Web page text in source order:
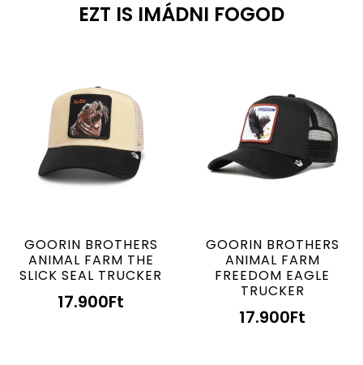
EZT IS IMÁDNI FOGOD
GOORIN BROTHERS
ANIMAL FARM THE
SLICK SEAL TRUCKER
17.900Ft
GOORIN BROTHERS
ANIMAL FARM
FREEDOM EAGLE
TRUCKER
17.900Ft